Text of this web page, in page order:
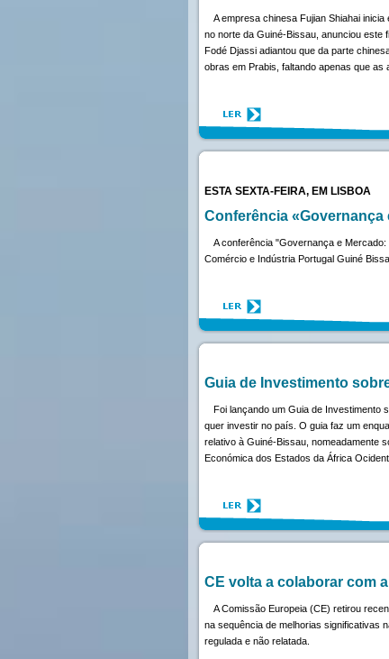
A empresa chinesa Fujian Shiahai
no norte da Guiné-Bissau, anunciou este
Fodé Djassi adiantou que da parte
obras em Prabis, faltando apenas que as
ESTA SEXTA-FEIRA, EM LISBOA
Conferência «Governança
A conferência "Governança e
Comércio e Indústria Portugal Guiné
Guia de Investimento
Foi lançando um Guia de Investimento
quer investir no país. O guia faz um
relativo à Guiné-Bissau, nomeadamente
Económica dos Estados da África
CE volta a colaborar com
A Comissão Europeia (CE) retirou
na sequência de melhorias significativas
regulada e não relatada.